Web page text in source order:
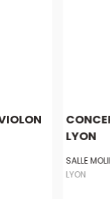
LYON
SALLE
LYON